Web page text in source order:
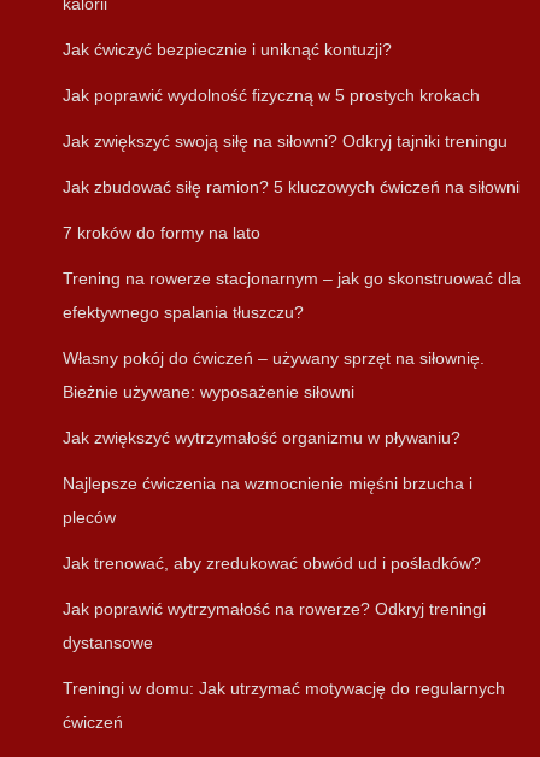
kalorii
Jak ćwiczyć bezpiecznie i uniknąć kontuzji?
Jak poprawić wydolność fizyczną w 5 prostych krokach
Jak zwiększyć swoją siłę na siłowni? Odkryj tajniki treningu
Jak zbudować siłę ramion? 5 kluczowych ćwiczeń na siłowni
7 kroków do formy na lato
Trening na rowerze stacjonarnym – jak go skonstruować dla
efektywnego spalania tłuszczu?
Własny pokój do ćwiczeń – używany sprzęt na siłownię.
Bieżnie używane: wyposażenie siłowni
Jak zwiększyć wytrzymałość organizmu w pływaniu?
Najlepsze ćwiczenia na wzmocnienie mięśni brzucha i
pleców
Jak trenować, aby zredukować obwód ud i pośladków?
Jak poprawić wytrzymałość na rowerze? Odkryj treningi
dystansowe
Treningi w domu: Jak utrzymać motywację do regularnych
ćwiczeń